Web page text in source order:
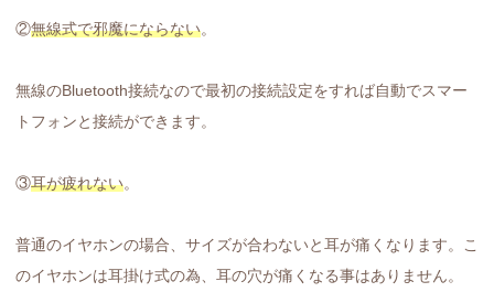
②無線式で邪魔にならない。
無線のBluetooth接続なので最初の接続設定をすれば自動でスマー
トフォンと接続ができます。
③耳が疲れない。
普通のイヤホンの場合、サイズが合わないと耳が痛くなります。こ
のイヤホンは耳掛け式の為、耳の穴が痛くなる事はありません。